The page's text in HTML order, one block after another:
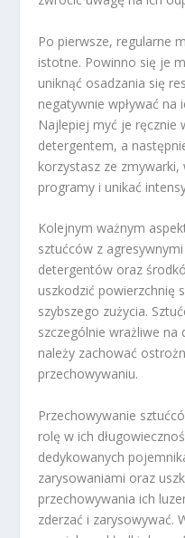
Po pierwsze, regularne
istotne. Powinno się je
uniknąć osadzania się
negatywnie wpływać na
Najlepiej myć je ręcznie
detergentem, a
korzystasz ze zmywarki,
programy i unikać
Kolejnym ważnym
sztućców z
detergentów oraz
uszkodzić powierzchnię
szybszego zużycia.
szczególnie wrażliwe na
należy zachować
przechowywaniu.
Przechowywanie
rolę w ich
dedykowanych
zarysowaniami oraz
przechowywania ich
zderzać i zarysowywać.